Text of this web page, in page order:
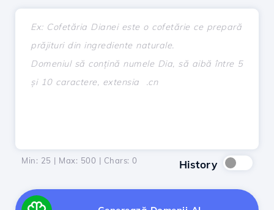
Min: 25 | Max: 500 | Chars: 0 History